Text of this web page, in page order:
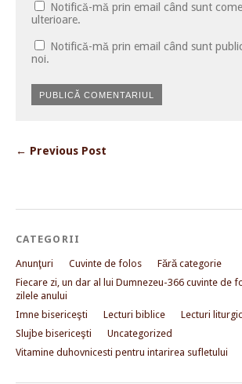
Notifică-mă prin email când sunt
ulterioare.
Notifică-mă prin email când sunt
noi.
← Previous Post
CATEGORII
Anunţuri Cuvinte de folos
Fără categorie
Fiecare zi, un dar al lui Dumnezeu-366 cuvinte de
zilele anului
Imne bisericeşti
Lecturi biblice Lecturi
Slujbe bisericeşti
Uncategorized
Vitamine duhovnicesti pentru intarirea sufletului